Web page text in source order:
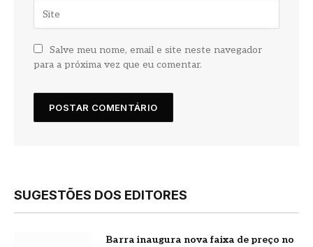
Salve meu nome, email e site neste navegador
para a próxima vez que eu comentar.
SUGESTÕES DOS EDITORES
Barra inaugura nova faixa de preço no